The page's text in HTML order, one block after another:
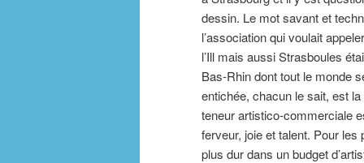
dessin. Le mot savant et
l’association qui voulait
l’Ill mais aussi Strasboules
Bas-Rhin dont tout le monde
entichée, chacun le sait, est
teneur artistico-commerciale
ferveur, joie et talent. Pour les
plus dur dans un budget